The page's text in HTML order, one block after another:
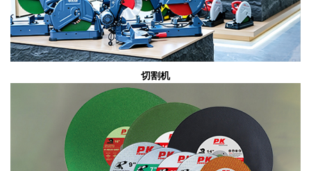
切割机